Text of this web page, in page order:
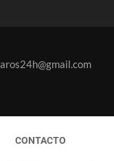
CONTACTO